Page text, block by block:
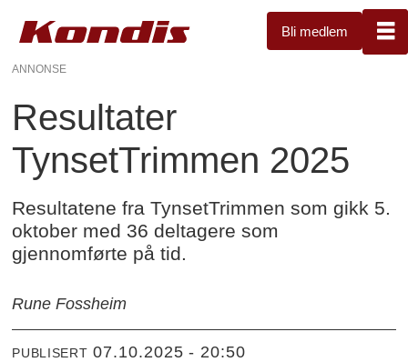
Bli medlem
ANNONSE
Resultater
TynsetTrimmen 2025
Resultatene fra TynsetTrimmen som gikk 5.
oktober med 36 deltagere som
gjennomførte på tid.
Rune Fossheim
PUBLISERT 07.10.2025 - 20:50